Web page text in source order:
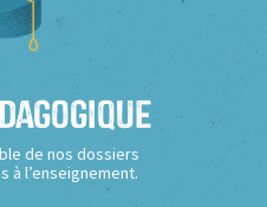
de nos dossiers
à l’enseignement.